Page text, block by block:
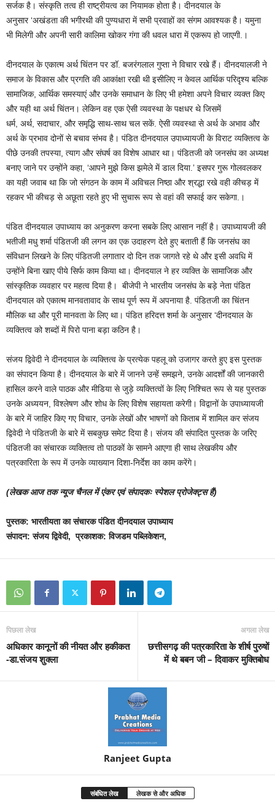
सर्जक है। संस्कृति तत्व ही राष्ट्रीयत्व का नियामक होता है। दीनदयाल के
अनुसार ‘अखंडता की भगीरथी की पुण्यधारा में सभी प्रवाहों का संगम आवश्यक है। यमुना
भी मिलेगी और अपनी सारी कालिमा खोकर गंगा की धवल धारा में एकरूप हो जाएगी.।
दीनदयाल के एकात्म अर्थ चिंतन पर डॉ. बजरंगलाल गुप्ता ने विचार रखे हैं। दीनदयालजी ने
समाज के विकास और प्रगति की आकांक्षा रखी थी इसीलिए न केवल आर्थिक परिदृश्य बल्कि
सामाजिक, आर्थिक समस्याएं और उनके समाधान के लिए भी हमेशा अपने विचार व्यक्त किए
और यही था अर्थ चिंतन। लेकिन वह एक ऐसी व्यवस्था के पक्षधर थे जिसमें
धर्म, अर्थ, सदाचार, और समृद्धि साथ-साथ चल सकें. ऐसी व्यवस्था से अर्थ के अभाव और
अर्थ के प्रभाव दोनों से बचाव संभव है। पंडित दीनदयाल उपाध्यायजी के विराट व्यक्तित्व के
पीछे उनकी तपस्या, त्याग और संघर्ष का विशेष आधार था। पंडितजी को जनसंघ का अध्यक्ष
बनाए जाने पर उन्होंने कहा, ‘आपने मुझे किस झमेले में डाल दिया.’ इसपर गुरू गोलवलकर
का यही जवाब था कि जो संगठन के काम में अविचल निष्ठा और श्रद्धा रखे वही कीचड़ में
रहकर भी कीचड़ से अछूता रहते हुए भी सुचारू रूप से वहां की सफाई कर सकेगा.।
पंडित दीनदयाल उपाध्याय का अनुकरण करना सबके लिए आसान नहीं है। उपाध्यायजी की
भतीजी मधु शर्मा पंडितजी की लगन का एक उदाहरण देते हुए बताती हैं कि जनसंघ का
संविधान लिखने के लिए पंडितजी लगातार दो दिन तक जागते रहे थे और इसी अवधि में
उन्होंने बिना खाए पीये सिर्फ काम किया था। दीनदयाल ने हर व्यक्ति के सामाजिक और
सांस्कृतिक व्यवहार पर महत्व दिया है। बीजेपी ने भारतीय जनसंघ के बड़े नेता पंडित
दीनदयाल को एकात्म मानवतावाद के साथ पूर्ण रूप में अपनाया है. पंडितजी का चिंतन
मौलिक था और पूरी मानवता के लिए था। पंडित हरिदत्त शर्मा के अनुसार ‘दीनदयाल के
व्यक्तित्व को शब्दों में पिरो पाना बड़ा कठिन है।
संजय द्विवेदी ने दीनदयाल के व्यक्तित्व के प्रत्येक पहलू को उजागर करते हुए इस पुस्तक
का संपादन किया है। दीनदयाल के बारे में जानने उन्हें समझने, उनके आदर्शों की जानकारी
हासिल करने वाले पाठक और मीडिया से जुड़े व्यक्तित्वों के लिए निश्चित रूप से यह पुस्तक
उनके अध्ययन, विश्लेषण और शोध के लिए विशेष सहायता करेगी। विद्वानों के उपाध्यायजी
के बारे में जाहिर किए गए विचार, उनके लेखों और भाषणों को किताब में शामिल कर संजय
द्विवेदी ने पंडितजी के बारे में सबकुछ समेट दिया है। संजय की संपादित पुस्तक के जरिए
पंडितजी का संचारक व्यक्तित्व तो पाठकों के सामने आएगा ही साथ लेखकीय और
पत्रकारिता के रूप में उनके व्याख्यान दिशा-निर्देश का काम करेंगे।
(लेखक आज तक न्यूज चैनल में एंकर एवं संपादकः स्पेशल प्रोजेक्ट्स हैं)
पुस्तक: भारतीयता का संचारक पंडित दीनदयाल उपाध्याय
संपादन: संजय द्विवेदी, प्रकाशक: विजडम पब्लिकेशन,
पिछला लेख
अधिकार कानूनों की नीयत और हकीकत
-डा.संजय शुक्ला
अगला लेख
छत्तीसगढ़ की पत्रकारिता के शीर्ष पुरुषों
में थे बबन जी – दिवाकर मुक्तिबोध
Ranjeet Gupta
संबंधित लेख लेखक से और अधिक